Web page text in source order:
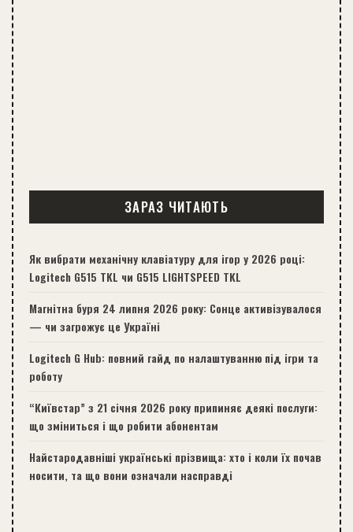
ЗАРАЗ ЧИТАЮТЬ
Як вибрати механічну клавіатуру для ігор у 2026 році:
Logitech G515 TKL чи G515 LIGHTSPEED TKL
Магнітна буря 24 липня 2026 року: Сонце активізувалося
— чи загрожує це Україні
Logitech G Hub: повний гайд по налаштуванню під ігри та
роботу
“Київстар” з 21 січня 2026 року припиняє деякі послуги:
що зміниться і що робити абонентам
Найстародавніші українські прізвища: хто і коли їх почав
носити, та що вони означали насправді